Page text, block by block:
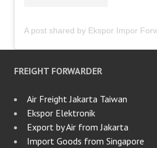
FREIGHT FORWARDER
Air Freight Jakarta Taiwan
Ekspor Elektronik
Export by Air from Jakarta
Import Goods from Singapore